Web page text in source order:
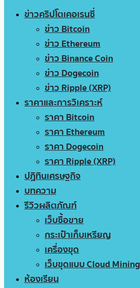
ข่าวคริปโตเคอเรนซี่
ข่าว Bitcoin
ข่าว Ethereum
ข่าว Binance Coin
ข่าว Dogecoin
ข่าว Ripple (XRP)
ราคาและการวิเคราะห์
ราคา Bitcoin
ราคา Ethereum
ราคา Dogecoin
ราคา Ripple (XRP)
ปฏิทินเศรษฐกิจ
บทความ
รีวิวผลิตภัณฑ์
เว็บซื้อขาย
กระเป๋าเก็บเหรียญ
เครื่องขุด
เว็บขุดแบบ Cloud Mining
ห้องเรียน